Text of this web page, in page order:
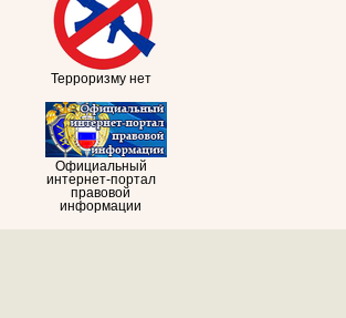
Терроризму нет
Официальный
интернет-портал
правовой
информации